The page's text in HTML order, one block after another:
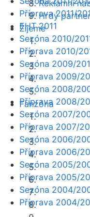
Reklamní
Hrdý
Žijeme
Fanzóna
Příprava 2011/
EHT 2011
Sezóna 2010/
Příprava 2010/
Sezóna 2009/
Příprava 2009/
Sezóna 2008/
Příprava 2008/
Sezóna 2007/
Příprava 2007/
Sezóna 2006/
Příprava 2006/
Sezóna 2005/
Příprava 2005/
Sezóna 2004/
Příprava 2004/